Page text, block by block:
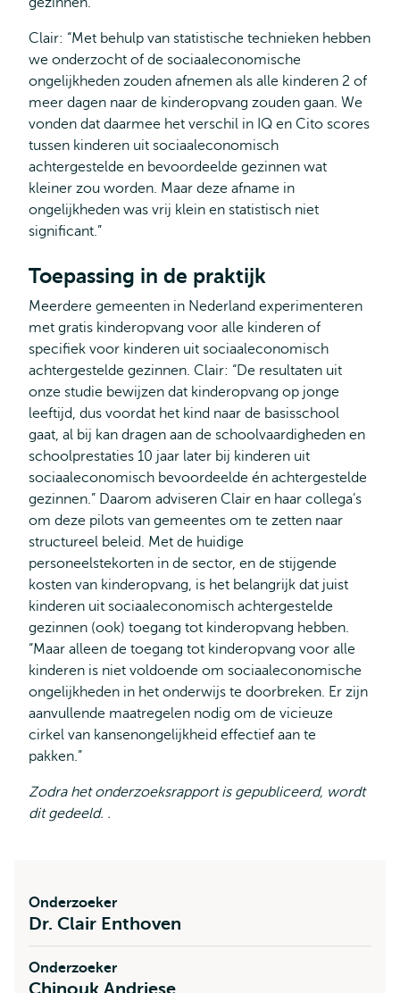
Clair: “Met behulp van statistische technieken hebben
we onderzocht of de sociaaleconomische
ongelijkheden zouden afnemen als alle kinderen 2 of
meer dagen naar de kinderopvang zouden gaan. We
vonden dat daarmee het verschil in IQ en Cito scores
tussen kinderen uit sociaaleconomisch
achtergestelde en bevoordeelde gezinnen wat
kleiner zou worden. Maar deze afname in
ongelijkheden was vrij klein en statistisch niet
significant.”
Toepassing in de praktijk
Meerdere gemeenten in Nederland experimenteren
met gratis kinderopvang voor alle kinderen of
specifiek voor kinderen uit sociaaleconomisch
achtergestelde gezinnen. Clair: “De resultaten uit
onze studie bewijzen dat kinderopvang op jonge
leeftijd, dus voordat het kind naar de basisschool
gaat, al bij kan dragen aan de schoolvaardigheden en
schoolprestaties 10 jaar later bij kinderen uit
sociaaleconomisch bevoordeelde én achtergestelde
gezinnen.” Daarom adviseren Clair en haar collega’s
om deze pilots van gemeentes om te zetten naar
structureel beleid. Met de huidige
personeelstekorten in de sector, en de stijgende
kosten van kinderopvang, is het belangrijk dat juist
kinderen uit sociaaleconomisch achtergestelde
gezinnen (ook) toegang tot kinderopvang hebben.
“Maar alleen de toegang tot kinderopvang voor alle
kinderen is niet voldoende om sociaaleconomische
ongelijkheden in het onderwijs te doorbreken. Er zijn
aanvullende maatregelen nodig om de vicieuze
cirkel van kansenongelijkheid effectief aan te
pakken.”
Zodra het onderzoeksrapport is gepubliceerd, wordt
dit gedeeld. .
Onderzoeker
Dr. Clair Enthoven
Onderzoeker